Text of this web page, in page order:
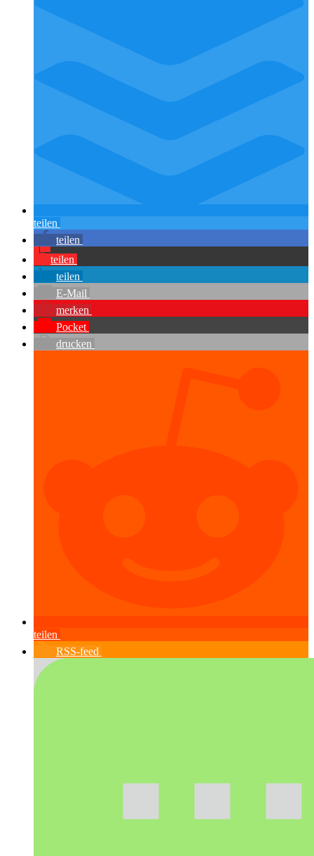
teilen
teilen
teilen
teilen
E-Mail
merken
Pocket
drucken
teilen
RSS-feed